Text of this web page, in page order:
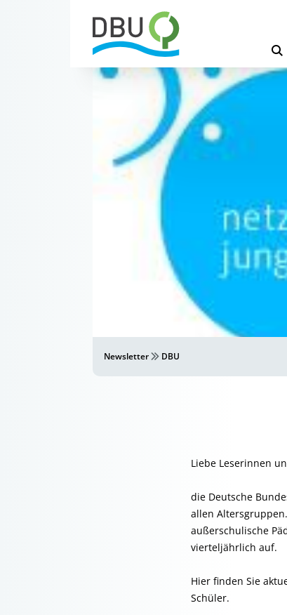
Newsletter DBU
Liebe Leserinnen
die Deutsche
allen
außerschulische
vierteljährlich auf.
Hier finden Sie
Schüler.